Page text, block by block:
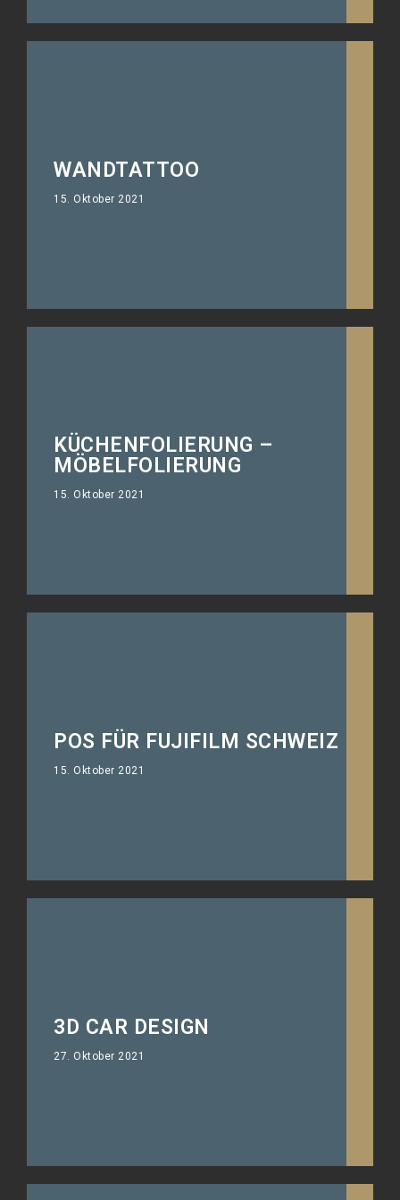
WANDTATTOO
15. Oktober 2021
Foliert wie gemalt!
KÜCHENFOLIERUNG –
MÖBELFOLIERUNG
15. Oktober 2021
Wähle aus 470 Farben und
Strukturen!
POS FÜR FUJIFILM SCHWEIZ
15. Oktober 2021
Künstlicher Eiswürfel
3D CAR DESIGN
27. Oktober 2021